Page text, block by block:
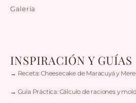
Galería
INSPIRACIÓN Y GUÍAS
→ Receta: Cheesecake de Maracuyá y
→ Guía Práctica: Cálculo de raciones y